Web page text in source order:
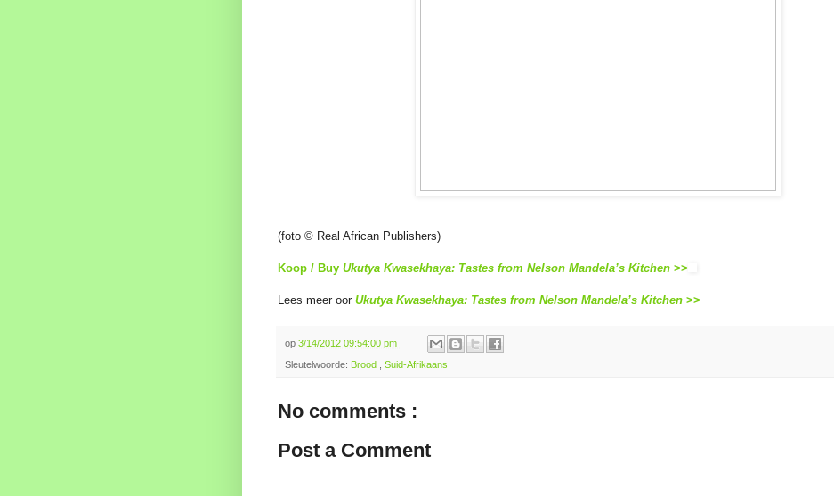
(foto © Real African Publishers)
Koop / Buy Ukutya Kwasekhaya: Tastes from Nelson Mandela’s Kitchen >>
Lees meer oor Ukutya Kwasekhaya: Tastes from Nelson Mandela’s Kitchen >>
op 3/14/2012 09:54:00 pm
Sleutelwoorde: Brood , Suid-Afrikaans
No comments :
Post a Comment